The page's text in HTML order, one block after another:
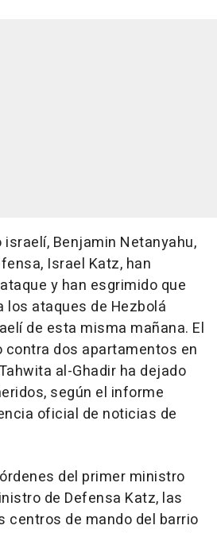
Benjamin Netanyahu,
Israel Katz, han
y han esgrimido que
los ataques de Hezbolá
de esta misma mañana. El
contra dos apartamentos en
al-Ghadir ha dejado
según el informe
oficial de noticias de
del primer ministro
de Defensa Katz, las
centros de mando del barrio